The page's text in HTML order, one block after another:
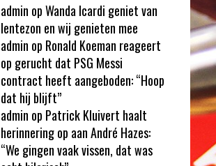
admin opWanda Icardi geniet van
lentezon en wij genieten mee
admin op Ronald Koeman reageert
op gerucht dat PSG Messi
contract heeft aangeboden: “Hoop
dat hij blijft”
admin op Patrick Kluivert haalt
herinnering op aan André Hazes:
“We gingen vaak vissen, dat was